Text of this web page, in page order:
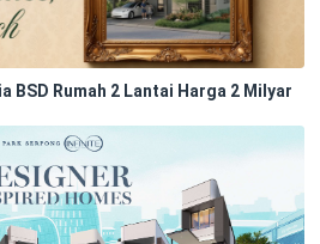
Rumah 2 Lantai Harga 2 Milyar